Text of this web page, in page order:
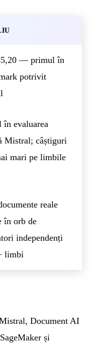
— primul în
potrivit
în evaluarea
Mistral; câștiguri
mari pe limbile
reale
în orb de
independenți
limbi
Document AI
și